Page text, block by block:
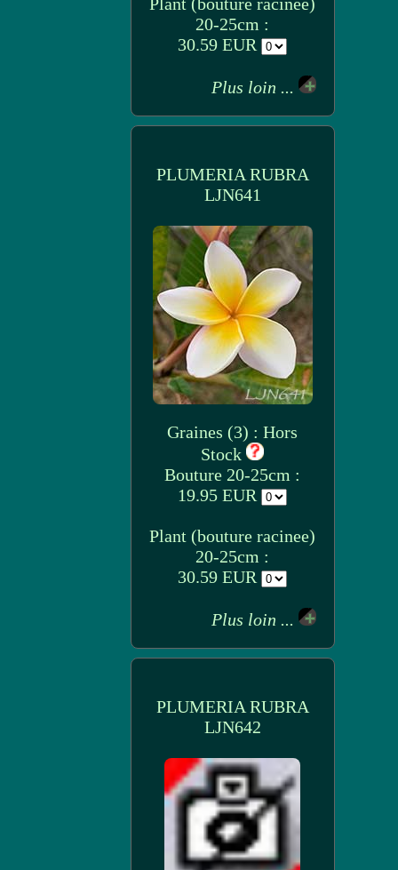
20-25cm :
30.59 EUR
Plus loin ...
PLUMERIA RUBRA
LJN641
Graines (3) : Hors
Stock
Bouture 20-25cm :
19.95 EUR
Plant (bouture racinee)
20-25cm :
30.59 EUR
Plus loin ...
PLUMERIA RUBRA
LJN642